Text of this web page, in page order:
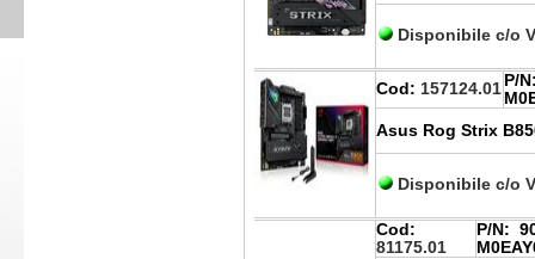
Disponibile c/o
Cod: 157124.01 P/
Asus Rog Strix
Disponibile c/o
Cod:
81175.01
P/N: